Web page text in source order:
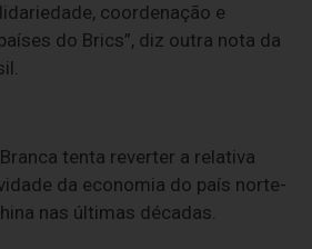
coordenação e
do Brics”, diz outra nota da
tenta reverter a relativa
da economia do país norte-
nas últimas décadas.